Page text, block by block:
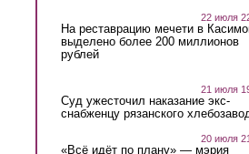
22 июля
На реставрацию мечети в
выделено более 200 миллионов
рублей
21 июля
Суд ужесточил наказание экс-
снабженцу рязанского
20 июля
«Всё идёт по плану» — мэрия